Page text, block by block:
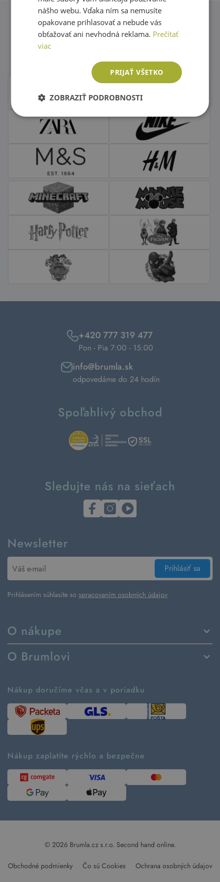
Obľúbené značky second hand
O nákupe
Spôsoby dodania a platby
Vrátenie tovaru a reklamácia
Návod ako nakupovať
Tabuľka veľkostí
Predávané značky
Kontakt
O Brumlovi
Ako tvoríme second hand
Časté otázky
Kde pomáhame
Udržateľnosť
Blog
Pre médiá
+420 777 319 477
Pon - Pia 7:00 - 15:00
info@brumla.sk
odpovedáme do 24 hodín
Spoľahlivý obchod
Sledujte nás na sieťach
Newsletter
Prihlásiť sa
Prihlásením súhlasíte so spracovaním osobných údajov
Nákup doručíme včas a v poriadku
Nákup zaplatíte rýchlo a bezpečne
© 2026 Brumla.cz s.r.o. Second hand online.
Obchodné podmienky Čo sú Cookies Ochrana osobných údajov
nášho webu. Vďaka ním sa nemusíte
opakovane prihlasovať a nebude vás
obťažovať ani nevhodná reklama. Prečítať
viac
PRIJAŤ VŠETKO
ZOBRAZIŤ PODROBNOSTI